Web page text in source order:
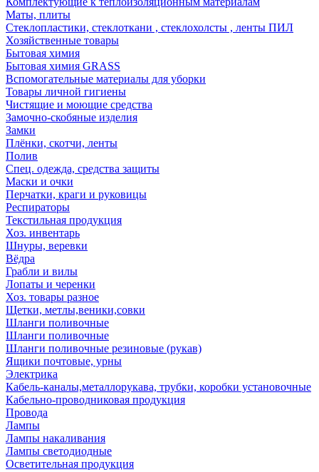
Маты, плиты
Стеклопластики, стеклоткани , стеклохолсты , ленты ПИЛ
Хозяйственные товары
Бытовая химия
Бытовая химия GRASS
Вспомогательные материалы для уборки
Товары личной гигиены
Чистящие и моющие средства
Замочно-скобяные изделия
Замки
Плёнки, скотчи, ленты
Полив
Спец. одежда, средства защиты
Маски и очки
Перчатки, краги и руковицы
Респираторы
Текстильная продукция
Хоз. инвентарь
Шнуры, веревки
Вёдра
Грабли и вилы
Лопаты и черенки
Хоз. товары разное
Щетки, метлы,веники,совки
Шланги поливочные
Шланги поливочные
Шланги поливочные резиновые (рукав)
Ящики почтовые, урны
Электрика
Кабель-каналы,металлорукава, трубки, коробки установочные
Кабельно-проводниковая продукция
Провода
Лампы
Лампы накаливания
Лампы светодиодные
Осветительная продукция